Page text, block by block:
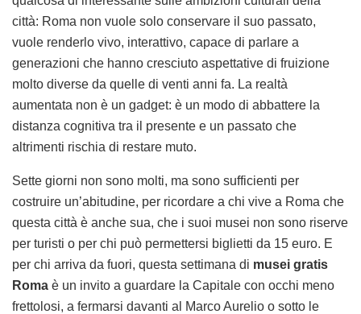
città: Roma non vuole solo conservare il suo passato,
vuole renderlo vivo, interattivo, capace di parlare a
generazioni che hanno cresciuto aspettative di fruizione
molto diverse da quelle di venti anni fa. La realtà
aumentata non è un gadget: è un modo di abbattere la
distanza cognitiva tra il presente e un passato che
altrimenti rischia di restare muto.
Sette giorni non sono molti, ma sono sufficienti per
costruire un’abitudine, per ricordare a chi vive a Roma che
questa città è anche sua, che i suoi musei non sono riserve
per turisti o per chi può permettersi biglietti da 15 euro. E
per chi arriva da fuori, questa settimana di musei gratis
Roma è un invito a guardare la Capitale con occhi meno
frettolosi, a fermarsi davanti al Marco Aurelio o sotto le